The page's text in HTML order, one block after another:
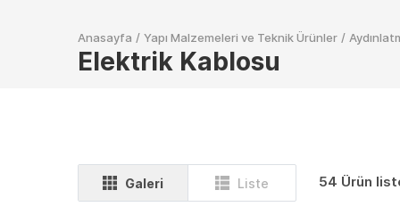
Anasayfa / Yapı Malzemeleri ve Teknik Ürünler /
Elektrik Kablosu
Galeri Liste 54 Ürün